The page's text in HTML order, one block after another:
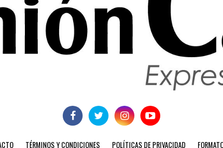
TÉRMINOS Y CONDICIONES POLÍTICAS DE PRIVACIDAD